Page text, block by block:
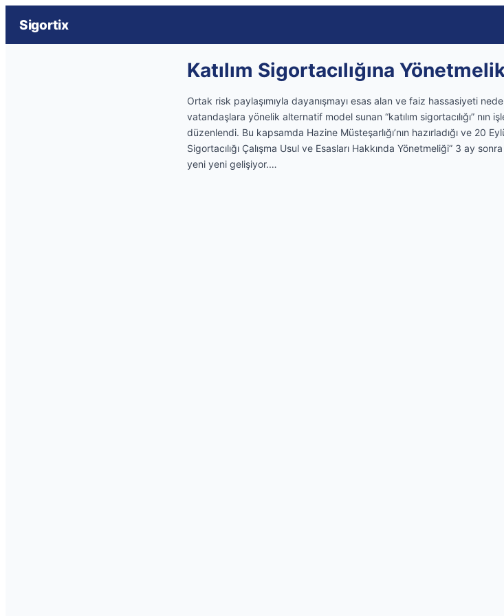
Sigortix
Katılım Sigortacılığına
Ortak risk paylaşımıyla dayanışmayı esas alan ve faiz hassasiyeti
vatandaşlara yönelik alternatif model sunan “katılım sigortacılığı”
düzenlendi. Bu kapsamda Hazine Müsteşarlığı’nın hazırladığı ve 20
Sigortacılığı Çalışma Usul ve Esasları Hakkında Yönetmeliği” 3 ay
yeni yeni gelişiyor.…